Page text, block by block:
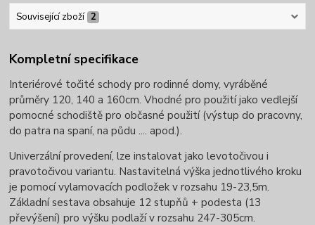
Související zboží 2
Kompletní specifikace
Interiérové točité schody pro rodinné domy, vyráběné
průměry 120, 140 a 160cm. Vhodné pro použití jako vedlejší
pomocné schodiště pro občasné použití (výstup do pracovny,
do patra na spaní, na půdu .... apod.).
Univerzální provedení, lze instalovat jako levotočivou i
pravotočivou variantu. Nastavitelná výška jednotlivého kroku
je pomocí vylamovacích podložek v rozsahu 19-23,5m.
Základní sestava obsahuje 12 stupňů + podesta (13
převýšení) pro výšku podlaží v rozsahu 247-305cm.